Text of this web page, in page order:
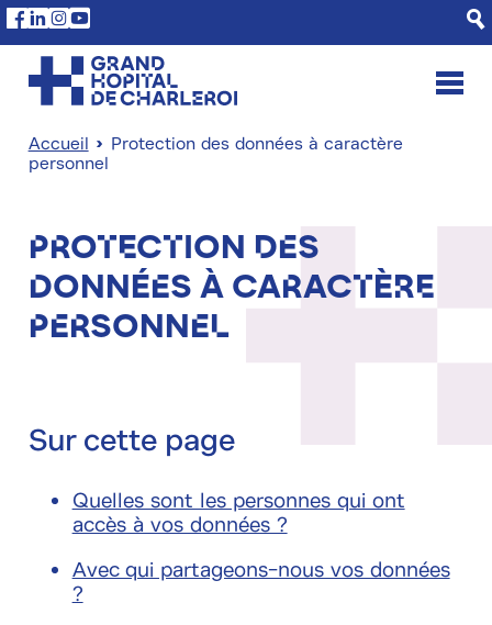
Aller
au
contenu
principal
Facebook
Linkedin
Instagram
Youtube
Fil
Accueil
Protection des données à caractère
personnel
Protection des
données à caractère
personnel
Sur cette page
Quelles sont les personnes qui ont
accès à vos données ?
Avec qui partageons-nous vos données
?
Panneau de gestion des cookies